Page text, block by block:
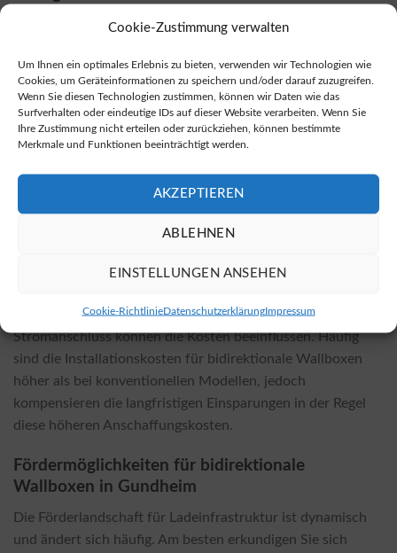
Cookie-Zustimmung verwalten
Um Ihnen ein optimales Erlebnis zu bieten, verwenden wir Technologien wie
Cookies, um Geräteinformationen zu speichern und/oder darauf zuzugreifen.
Wenn Sie diesen Technologien zustimmen, können wir Daten wie das
Surfverhalten oder eindeutige IDs auf dieser Website verarbeiten. Wenn Sie
Ihre Zustimmung nicht erteilen oder zurückziehen, können bestimmte
Merkmale und Funktionen beeinträchtigt werden.
AKZEPTIEREN
ABLEHNEN
EINSTELLUNGEN ANSEHEN
Cookie-RichtlinieDatenschutzerklärungImpressum
Fachhändlern als auch in zahlreichen Online-Shops
erhältlich. Oft sind die Preise in Online-Shops günstiger,
was eine Budgetschonung ermöglicht. Sie können
bidirektionale Wallboxen unter folgendem Link erwerben:
Kosten für die Installation und Faktoren, die die
Preisgestaltung beeinflussen
Wallbox variieren je nach gewähltem Modell und den
Installation und die Entfernung zum nächsten
Stromanschluss können die Kosten beeinflussen. Häufig
sind die Installationskosten für bidirektionale Wallboxen
höher als bei konventionellen Modellen, jedoch
kompensieren die langfristigen Einsparungen in der Regel
diese höheren Anschaffungskosten.
Fördermöglichkeiten für bidirektionale
Wallboxen in Gundheim
Die Förderlandschaft für Ladeinfrastruktur ist dynamisch
und ändert sich häufig. Am besten erkundigen Sie sich